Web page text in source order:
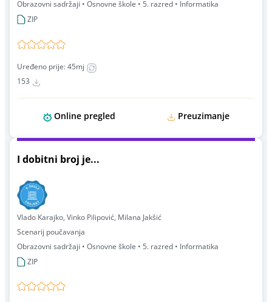
Obrazovni sadržaji • Osnovne škole • 5. razred • Informatika
ZIP
Uređeno prije: 45mj
153
Online pregled Preuzimanje
I dobitni broj je...
Vlado Karajko, Vinko Pilipović, Milana Jakšić
Scenarij poučavanja
Obrazovni sadržaji • Osnovne škole • 5. razred • Informatika
ZIP